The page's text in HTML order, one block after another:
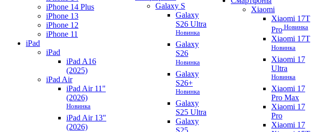
iPhone 14 Plus
iPhone 13
iPhone 12
iPhone 11
iPad
iPad
iPad A16
(2025)
iPad Air
iPad Air 11"
(2026)
Новинка
iPad Air 13"
(2026)
Galaxy S
Galaxy
S26 Ultra
Новинка
Galaxy
S26
Новинка
Galaxy
S26+
Новинка
Galaxy
S25 Ultra
Galaxy
S25
Xiaomi
Xiaomi 17T
Pro Новинка
Xiaomi 17T
Новинка
Xiaomi 17
Ultra
Новинка
Xiaomi 17
Pro Max
Xiaomi 17
Pro
Xiaomi 17